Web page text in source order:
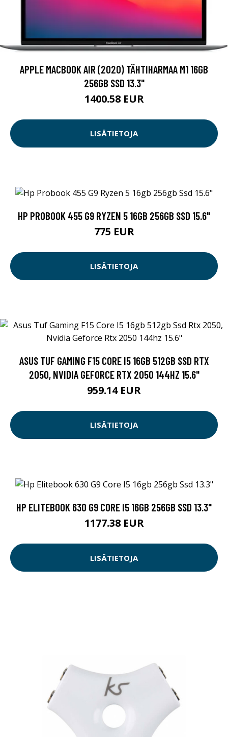
APPLE MACBOOK AIR (2020) TÄHTIHARMAA M1 16GB
256GB SSD 13.3"
1400.58 EUR
LISÄTIETOJA
HP PROBOOK 455 G9 RYZEN 5 16GB 256GB SSD 15.6"
775 EUR
LISÄTIETOJA
ASUS TUF GAMING F15 CORE I5 16GB 512GB SSD RTX
2050, NVIDIA GEFORCE RTX 2050 144HZ 15.6"
959.14 EUR
LISÄTIETOJA
HP ELITEBOOK 630 G9 CORE I5 16GB 256GB SSD 13.3"
1177.38 EUR
LISÄTIETOJA